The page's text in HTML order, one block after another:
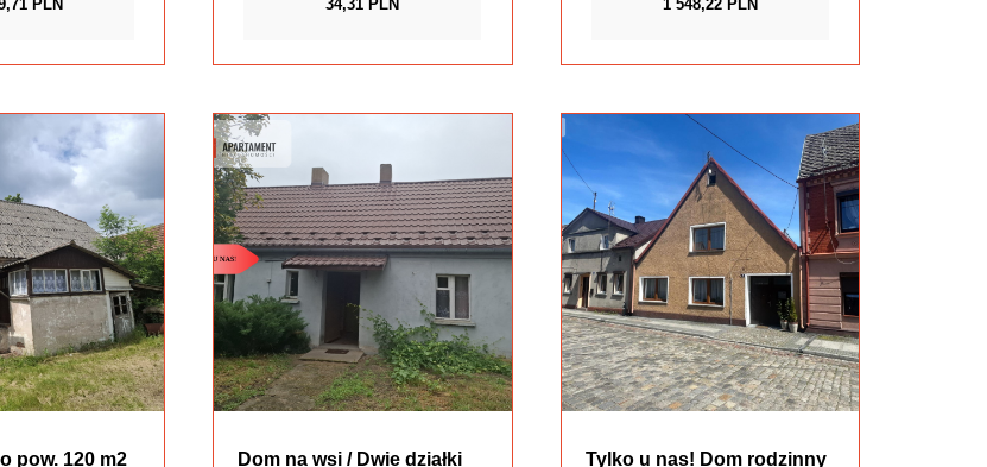
PLN 34,31 PLN 1 548,22 PLN
pow. 120 m2
Dom na wsi / Dwie działki
Tylko u nas! Dom rodzinny